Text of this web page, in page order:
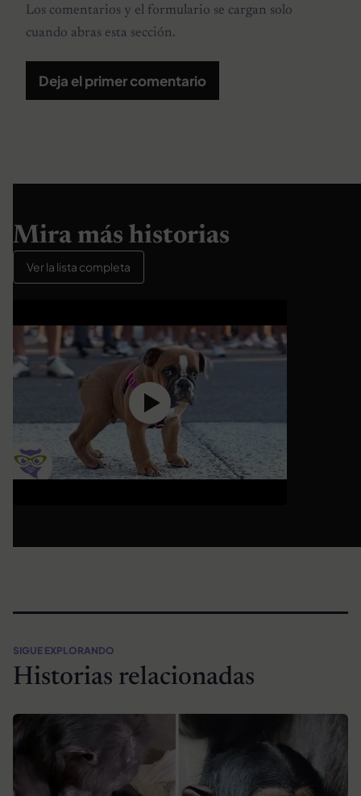
Los comentarios y el formulario se cargan solo
cuando abras esta sección.
Deja el primer comentario
Mira más historias
Ver la lista completa
SIGUE EXPLORANDO
Historias relacionadas